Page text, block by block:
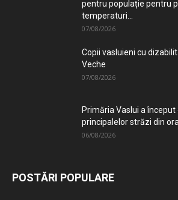
pentru populație pentru
temperaturi...
07/08/2026
Copii vasluieni cu
Veche
07/08/2026
Primăria Vaslui a
principalelor străzi din
06/08/2026
POSTĂRI POPULARE